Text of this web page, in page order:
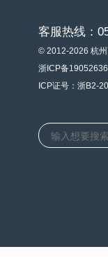
客服热线：
© 2012-2026 杭
浙ICP备
ICP证号：浙B2-